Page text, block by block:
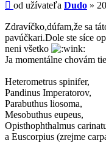
Príspevok
od užívateľa Dudo »
Zdravíčko,dúfam,že sa
pavúčkari.Dole ste síce
neni všetko
Ja momentálne chovám
Heterometrus spinifer,
Pandinus Imperatorov,
Parabuthus liosoma,
Mesobuthus eupeus,
Opisthophthalmus
a Euscorpius (zrejme